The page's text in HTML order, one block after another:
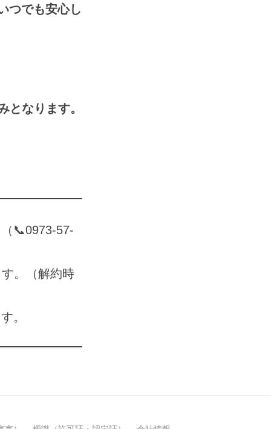
つでも安心し
なります。
📞0973-57-
。（解約時
。